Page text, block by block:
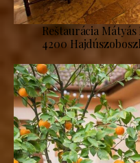
Reštaurácia
4200